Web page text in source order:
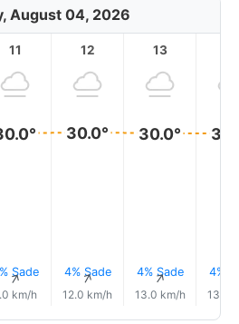
August 04, 2026
11
Sade
↑
km/h
12
30.0°
4% Sade
↑
12.0 km/h
13
30.0°
4% Sade
↑
13.0 km/h
4%
13.0